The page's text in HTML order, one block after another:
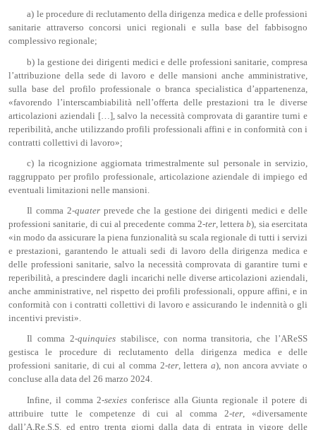
a) le procedure di reclutamento della dirigenza medica e delle professioni
sanitarie attraverso concorsi unici regionali e sulla base del fabbisogno
complessivo regionale;
b) la gestione dei dirigenti medici e delle professioni sanitarie, compresa
l’attribuzione della sede di lavoro e delle mansioni anche amministrative,
sulla base del profilo professionale o branca specialistica d’appartenenza,
«favorendo l’interscambiabilità nell’offerta delle prestazioni tra le diverse
articolazioni aziendali […], salvo la necessità comprovata di garantire turni e
reperibilità, anche utilizzando profili professionali affini e in conformità con i
contratti collettivi di lavoro»;
c) la ricognizione aggiornata trimestralmente sul personale in servizio,
raggruppato per profilo professionale, articolazione aziendale di impiego ed
eventuali limitazioni nelle mansioni.
Il comma 2-quaterprevede che la gestione dei dirigenti medici e delle
professioni sanitarie, di cui al precedente comma 2-ter, letterab), sia esercitata
«in modo da assicurare la piena funzionalità su scala regionale di tutti i servizi
e prestazioni, garantendo le attuali sedi di lavoro della dirigenza medica e
delle professioni sanitarie, salvo la necessità comprovata di garantire turni e
reperibilità, a prescindere dagli incarichi nelle diverse articolazioni aziendali,
anche amministrative, nel rispetto dei profili professionali, oppure affini, e in
conformità con i contratti collettivi di lavoro e assicurando le indennità o gli
incentivi previsti».
Il comma 2-quinquies stabilisce, con norma transitoria, che l’AReSS
gestisca le procedure di reclutamento della dirigenza medica e delle
professioni sanitarie, di cui al comma 2-ter, lettera a), non ancora avviate o
concluse alla data del 26 marzo 2024.
Infine, il comma 2-sexies conferisce alla Giunta regionale il potere di
attribuire tutte le competenze di cui al comma 2-ter , «diversamente
dall’A.Re.S.S. ed entro trenta giorni dalla data di entrata in vigore delle